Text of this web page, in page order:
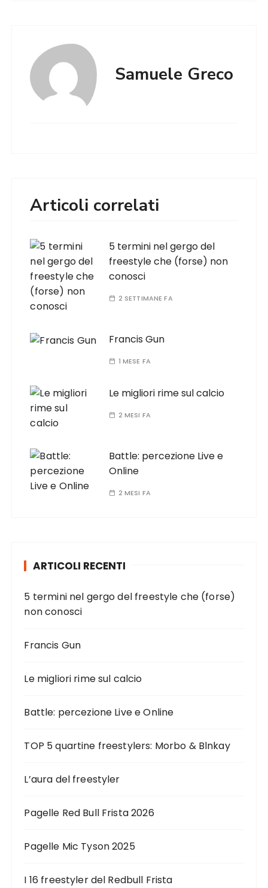
Samuele Greco
Articoli correlati
5 termini nel gergo del
freestyle che (forse) non
conosci
2 SETTIMANE FA
Francis Gun
1 MESE FA
Le migliori rime sul calcio
2 MESI FA
Battle: percezione Live e
Online
2 MESI FA
ARTICOLI RECENTI
5 termini nel gergo del freestyle che (forse)
non conosci
Francis Gun
Le migliori rime sul calcio
Battle: percezione Live e Online
TOP 5 quartine freestylers: Morbo & Blnkay
L’aura del freestyler
Pagelle Red Bull Frista 2026
Pagelle Mic Tyson 2025
I 16 freestyler del Redbull Frista